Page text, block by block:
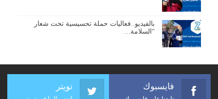
بالفيديو..فعاليات حملة تحسيسية تحت شعار
“السلامة…
فايسبوك تويتر